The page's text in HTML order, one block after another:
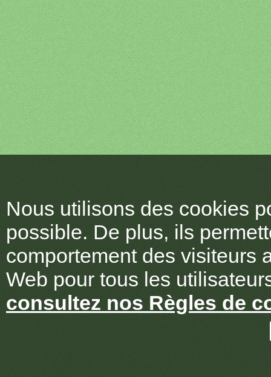
Nous utilisons des cookies
possible. De plus, ils
comportement des visiteurs
Web pour tous les
consultez nos Règles de